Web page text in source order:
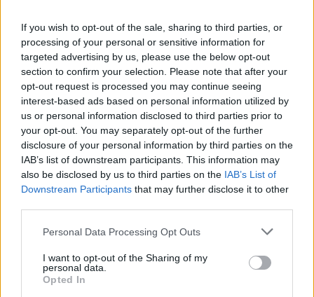
If you wish to opt-out of the sale, sharing to third parties, or
processing of your personal or sensitive information for
targeted advertising by us, please use the below opt-out
section to confirm your selection. Please note that after your
opt-out request is processed you may continue seeing
interest-based ads based on personal information utilized by
us or personal information disclosed to third parties prior to
your opt-out. You may separately opt-out of the further
disclosure of your personal information by third parties on the
IAB’s list of downstream participants. This information may
also be disclosed by us to third parties on the IAB’s List of
Downstream Participants that may further disclose it to other
Personal Data Processing Opt Outs
I want to opt-out of the Sharing of my
personal data.
Opted In
Kedden választhatják meg
Magyarország új köztársasági
elnökét